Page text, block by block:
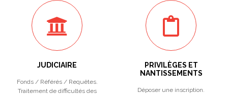
JUDICIAIRE
Fonds / Référés / Requêtes.
Traitement de difficultés des
PRIVILÈGES ET
NANTISSEMENTS
Déposer une inscription.